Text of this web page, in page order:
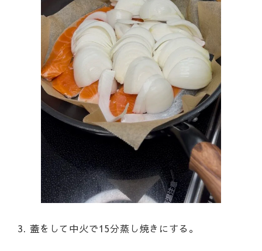
3. 蓋をして中火で15分蒸し焼きにする。